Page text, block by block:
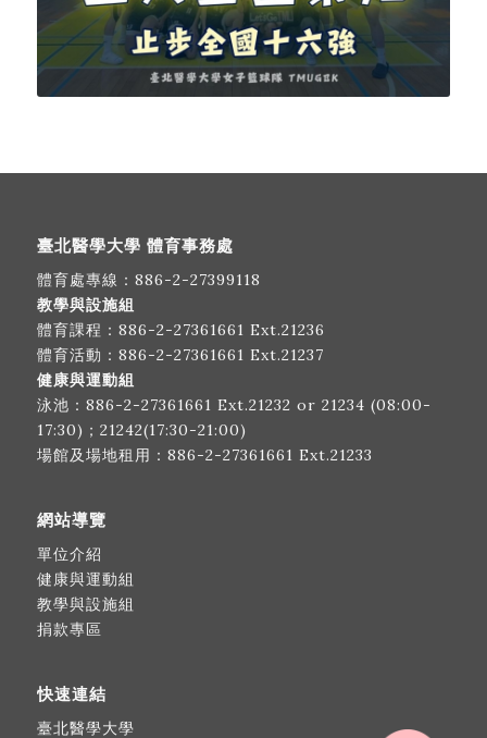
臺北醫學大學 體育事務處
體育處專線： 886-2-27399118
教學與設施組
體育課程： 886-2-27361661 Ext.21236
體育活動： 886-2-27361661 Ext.21237
健康與運動組
泳池： 886-2-27361661 Ext.21232 or 21234 (08:00-
17:30)；21242(17:30-21:00)
場館及場地租用： 886-2-27361661 Ext.21233
網站導覽
單位介紹
健康與運動組
教學與設施組
捐款專區
快速連結
臺北醫學大學